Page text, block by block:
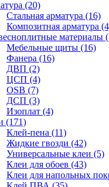
(20)
Стальная арматура (16)
Композитная арматура
материалы
Мебельные щиты (16)
Фанера (16)
ДВП (2)
ЦСП (4)
OSB (7)
ДСП (3)
Изоплат (4)
(171)
Клей-пена (11)
Жидкие гвозди (42)
Универсальные клеи (5)
Клеи для обоев (43)
Клеи для напольных